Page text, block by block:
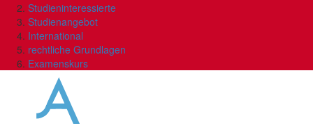
Studieninteressierte
Studienangebot
International
rechtliche Grundlagen
Examenskurs